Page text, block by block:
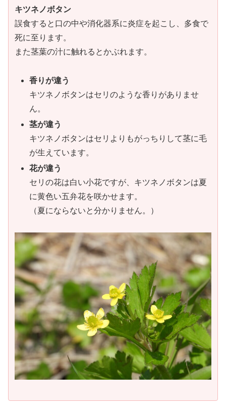
キツネノボタン
誤食すると口の中や消化器系に炎症を起こし、多食で
死に至ります。
また茎葉の汁に触れるとかぶれます。
香りが違う
キツネノボタンはセリのような香りがありませ
ん。
茎が違う
キツネノボタンはセリよりもがっちりして茎に毛
が生えています。
花が違う
セリの花は白い小花ですが、キツネノボタンは夏
に黄色い五弁花を咲かせます。
（夏にならないと分かりません。）